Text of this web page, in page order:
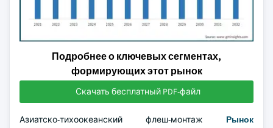
Подробнее о ключевых сегментах,
формирующих этот рынок
Скачать бесплатный PDF-файл
Азиатско-тихоокеанский флеш-монтаж Рынок